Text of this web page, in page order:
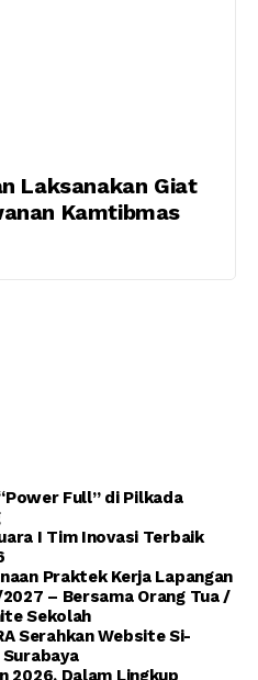
Laksanakan Giat
Kamtibmas
Full” di Pilkada
I Tim Inovasi Terbaik
Praktek Kerja Lapangan
– Bersama Orang Tua /
Sekolah
Serahkan Website Si-
2026, Dalam Lingkup